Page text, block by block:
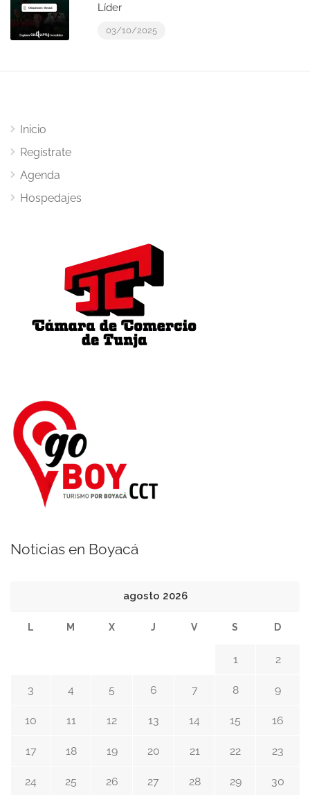
Líder
03/10/2025
Inicio
Regístrate
Agenda
Hospedajes
Noticias en Boyacá
agosto 2026
L M X J V S D
1 2
3 4 5 6 7 8 9
10 11 12 13 14 15 16
17 18 19 20 21 22 23
24 25 26 27 28 29 30